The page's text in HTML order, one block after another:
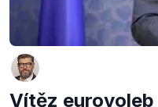
Vítěz eurovoleb